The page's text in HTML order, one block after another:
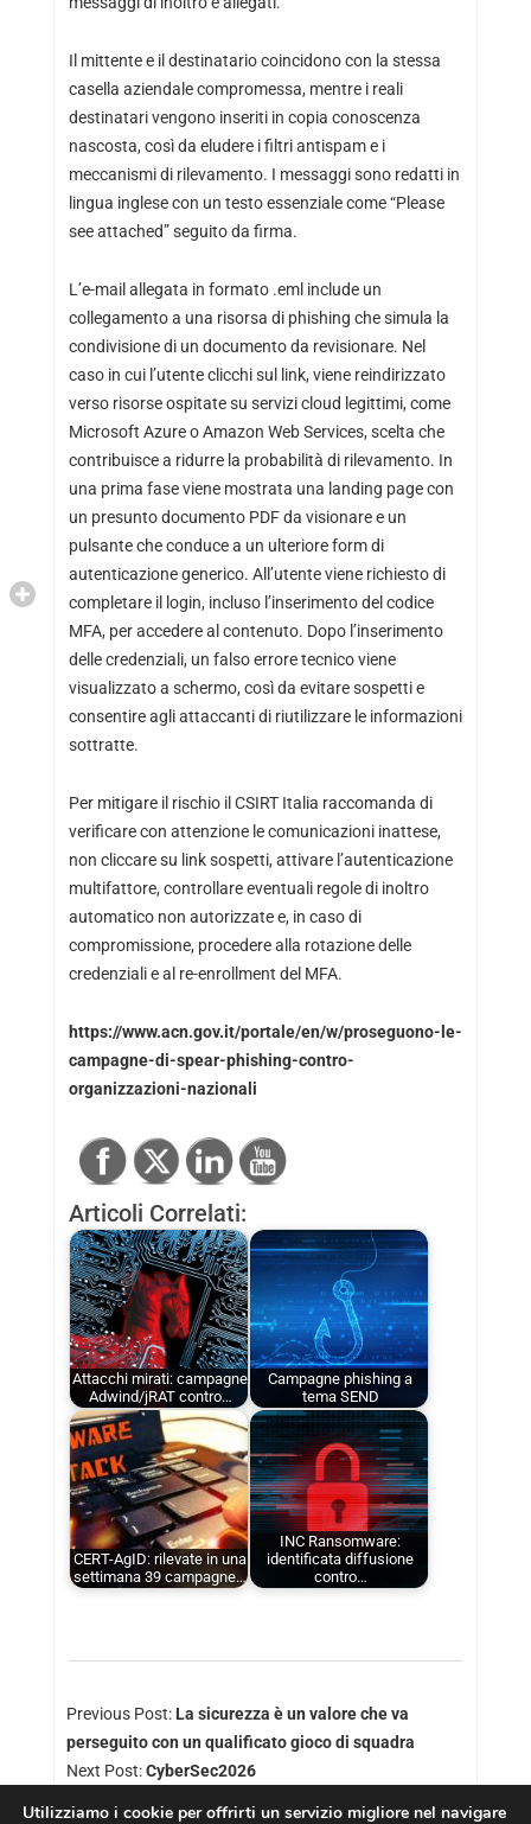
Il mittente e il destinatario coincidono con la stessa
casella aziendale compromessa, mentre i reali
destinatari vengono inseriti in copia conoscenza
nascosta, così da eludere i filtri antispam e i
meccanismi di rilevamento. I messaggi sono redatti in
lingua inglese con un testo essenziale come “Please
see attached” seguito da firma.
L’e-mail allegata in formato .eml include un
collegamento a una risorsa di phishing che simula la
condivisione di un documento da revisionare. Nel
caso in cui l’utente clicchi sul link, viene reindirizzato
verso risorse ospitate su servizi cloud legittimi, come
Microsoft Azure o Amazon Web Services, scelta che
contribuisce a ridurre la probabilità di rilevamento. In
una prima fase viene mostrata una landing page con
un presunto documento PDF da visionare e un
pulsante che conduce a un ulteriore form di
autenticazione generico. All’utente viene richiesto di
completare il login, incluso l’inserimento del codice
MFA, per accedere al contenuto. Dopo l’inserimento
delle credenziali, un falso errore tecnico viene
visualizzato a schermo, così da evitare sospetti e
consentire agli attaccanti di riutilizzare le informazioni
sottratte.
Per mitigare il rischio il CSIRT Italia raccomanda di
verificare con attenzione le comunicazioni inattese,
non cliccare su link sospetti, attivare l’autenticazione
multifattore, controllare eventuali regole di inoltro
automatico non autorizzate e, in caso di
compromissione, procedere alla rotazione delle
credenziali e al re-enrollment del MFA.
https://www.acn.gov.it/portale/en/w/proseguono-le-
campagne-di-spear-phishing-contro-
organizzazioni-nazionali
Articoli Correlati:
Attacchi mirati: campagne
Adwind/jRAT contro…
Campagne phishing a
tema SEND
CERT-AgID: rilevate in una
settimana 39 campagne…
INC Ransomware:
identificata diffusione
contro…
Previous Post: La sicurezza è un valore che va
perseguito con un qualificato gioco di squadra
Next Post:CyberSec2026
Utilizziamo i cookie per offrirti un servizio migliore nel navigare